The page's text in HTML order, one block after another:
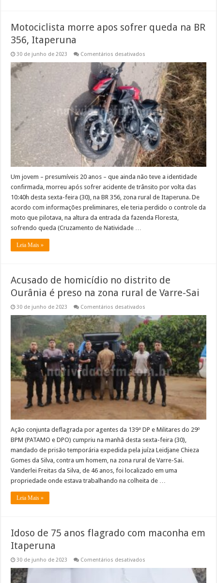
Motociclista morre apos sofrer queda na BR
356, Itaperuna
30 de junho de 2023 Comentários desativados
morre
apos
sofrer
queda
na
BR
356,
Itaperuna
Um jovem – presumíveis 20 anos – que ainda não teve a identidade
confirmada, morreu após sofrer acidente de trânsito por volta das
10:40h desta sexta-feira (30), na BR 356, zona rural de Itaperuna. De
acordo com informações preliminares, ele teria perdido o controle da
moto que pilotava, na altura da entrada da fazenda Floresta,
sofrendo queda (Cruzamento de Natividade …
Leia Mais »
Acusado de homicídio no distrito de
Ourânia é preso na zona rural de Varre-Sai
30 de junho de 2023 Comentários desativados
de
homicídio
no
distrito
de
Ourânia
é
preso
na
zona
rural
de
Varre-
Sai
Ação conjunta deflagrada por agentes da 139ª DP e Militares do 29º
BPM (PATAMO e DPO) cumpriu na manhã desta sexta-feira (30),
mandado de prisão temporária expedida pela juíza Leidjane Chieza
Gomes da Silva, contra um homem, na zona rural de Varre-Sai.
Vanderlei Freitas da Silva, de 46 anos, foi localizado em uma
propriedade onde estava trabalhando na colheita de …
Leia Mais »
Idoso de 75 anos flagrado com maconha em
Itaperuna
30 de junho de 2023 Comentários desativados